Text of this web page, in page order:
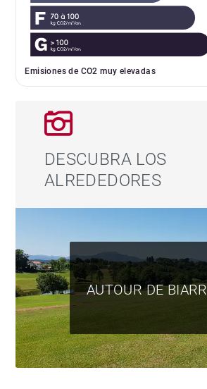
Emisiones de CO2 muy elevadas
DESCUBRA LOS
ALREDEDORES
AUTOUR DE